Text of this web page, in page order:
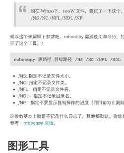
图形工具